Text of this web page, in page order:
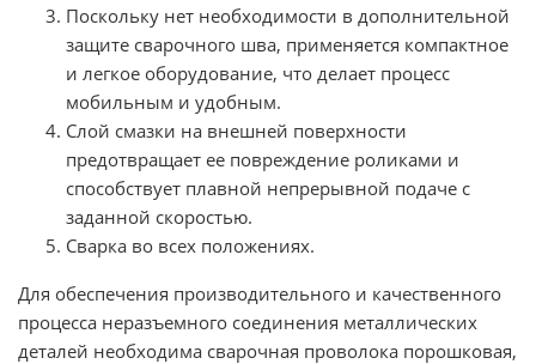
Поскольку нет необходимости в дополнительной
защите сварочного шва, применяется компактное
и легкое оборудование, что делает процесс
мобильным и удобным.
Слой смазки на внешней поверхности
предотвращает ее повреждение роликами и
способствует плавной непрерывной подаче с
заданной скоростью.
Сварка во всех положениях.
Для обеспечения производительного и качественного
процесса неразъемного соединения металлических
деталей необходима сварочная проволока порошковая,